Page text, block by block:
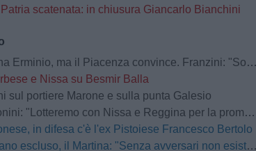
Patria scatenata: in chiusura Giancarlo Bianchini
ma il Piacenza convince. Franzini: "Soddisfatto della prestazione"
e Nissa su Besmir Balla
sul portiere Marone e sulla punta Galesio
"Lotteremo con Nissa e Reggina per la promozione"
in difesa c'è l'ex Pistoiese Francesco Bertolo
escluso, il Martina: "Senza avversari non esistono grandi storie"